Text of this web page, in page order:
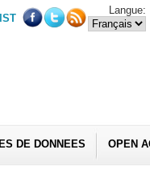
Langue:
DE DONNEES OPEN